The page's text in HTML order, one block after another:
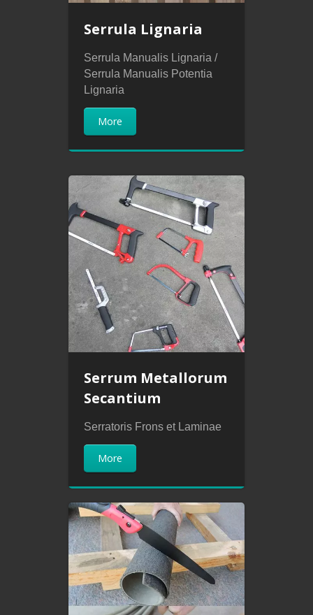
Serrula Lignaria
Serrula Manualis Lignaria /
Serrula Manualis Potentia
Lignaria
More
Serrum Metallorum
Secantium
Serratoris Frons et Laminae
More